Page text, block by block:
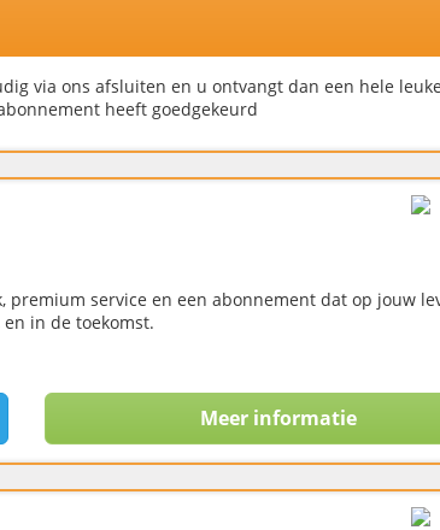
via ons afsluiten en u ontvangt dan een hele leuke
heeft goedgekeurd
premium service en een abonnement dat op jouw
in de toekomst.
Meer informatie